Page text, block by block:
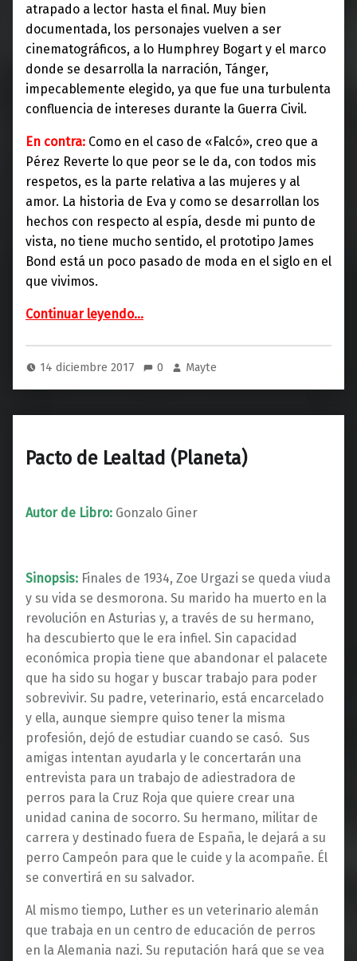
atrapado a lector hasta el final. Muy bien
documentada, los personajes vuelven a ser
cinematográficos, a lo Humphrey Bogart y el marco
donde se desarrolla la narración, Tánger,
impecablemente elegido, ya que fue una turbulenta
confluencia de intereses durante la Guerra Civil.
En contra: Como en el caso de «Falcó», creo que a
Pérez Reverte lo que peor se le da, con todos mis
respetos, es la parte relativa a las mujeres y al
amor. La historia de Eva y como se desarrollan los
hechos con respecto al espía, desde mi punto de
vista, no tiene mucho sentido, el prototipo James
Bond está un poco pasado de moda en el siglo en el
que vivimos.
Continuar leyendo…
14 diciembre 2017 0 Mayte
Pacto de Lealtad (Planeta)
Autor de Libro: Gonzalo Giner
Sinopsis: Finales de 1934, Zoe Urgazi se queda viuda
y su vida se desmorona. Su marido ha muerto en la
revolución en Asturias y, a través de su hermano,
ha descubierto que le era infiel. Sin capacidad
económica propia tiene que abandonar el palacete
que ha sido su hogar y buscar trabajo para poder
sobrevivir. Su padre, veterinario, está encarcelado
y ella, aunque siempre quiso tener la misma
profesión, dejó de estudiar cuando se casó. Sus
amigas intentan ayudarla y le concertarán una
entrevista para un trabajo de adiestradora de
perros para la Cruz Roja que quiere crear una
unidad canina de socorro. Su hermano, militar de
carrera y destinado fuera de España, le dejará a su
perro Campeón para que le cuide y la acompañe. Él
se convertirá en su salvador.
Al mismo tiempo, Luther es un veterinario alemán
que trabaja en un centro de educación de perros
en la Alemania nazi. Su reputación hará que se vea